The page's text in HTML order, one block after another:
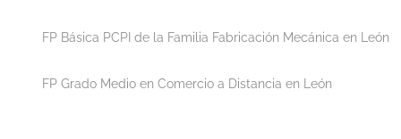
FP Básica PCPI de la Familia Fabricación Mecánica en León
FP Grado Medio en Comercio a Distancia en León